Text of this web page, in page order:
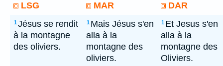
LSG
MAR DAR
1Jésus se rendit
à la montagne
des oliviers.
1 Mais Jésus s'en
alla à la
montagne des
oliviers.
1 Et Jesus s'en
alla à la
montagne des
Oliviers.